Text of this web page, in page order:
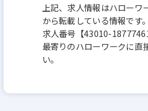
上記、求人情報はハローワ
から転載している情報です。
求人番号【43010-
最寄りのハローワークに直
い。